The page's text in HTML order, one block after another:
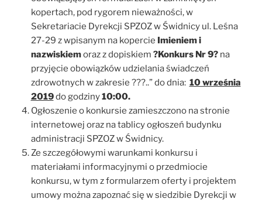
kopertach, pod rygorem nieważności, w
Sekretariacie Dyrekcji SPZOZ w Świdnicy ul. Leśna
27-29 z wpisanym na kopercie Imieniem i
nazwiskiemoraz z dopiskiem ?Konkurs Nr 9?na
przyjęcie obowiązków udzielania świadczeń
zdrowotnych w zakresie ???..” do dnia: 10 września
2019do godziny10:00.
Ogłoszenie o konkursie zamieszczono na stronie
internetowej oraz na tablicy ogłoszeń budynku
administracji SPZOZ w Świdnicy.
Ze szczegółowymi warunkami konkursu i
materiałami informacyjnymi o przedmiocie
konkursu, w tym z formularzem oferty i projektem
umowy można zapoznać się w siedzibie Dyrekcji w